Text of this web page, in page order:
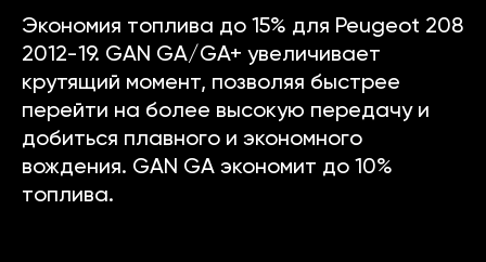
Экономия топлива до 15% для Peugeot 208
2012-19. GAN GA/GA+ увеличивает
крутящий момент, позволяя быстрее
перейти на более высокую передачу и
добиться плавного и экономного
вождения. GAN GA экономит до 10%
топлива.